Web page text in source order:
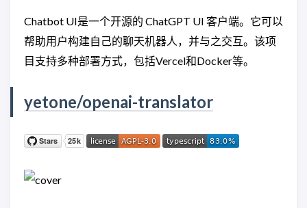
Chatbot UI是一个开源的 ChatGPT UI 客户端。它可以
帮助用户构建自己的聊天机器人，并与之交互。该项
目支持多种部署方式，包括Vercel和Docker等。
yetone/openai-translator